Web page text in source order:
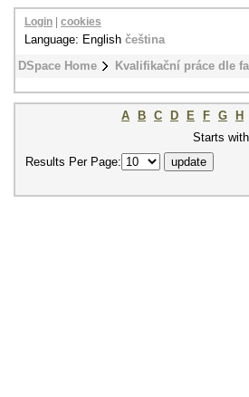
DSpace Home Kvalifikační práce dle
Login cookies
Language: English čeština
A B C D E F G H
Starts with
Results Per Page: